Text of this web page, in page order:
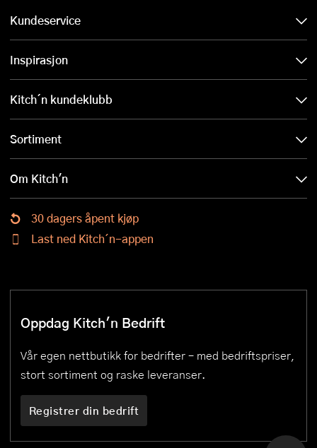
Kundeservice
Inspirasjon
Kitch´n kundeklubb
Sortiment
Om Kitch'n
30 dagers åpent kjøp
Last ned Kitch´n-appen
Oppdag Kitch'n Bedrift
Vår egen nettbutikk for bedrifter – med bedriftspriser,
stort sortiment og raske leveranser.
Registrer din bedrift